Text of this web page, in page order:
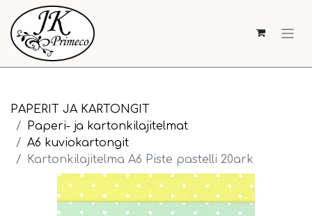
PAPERIT JA KARTONGIT
Paperi- ja kartonkilajitelmat
A6 kuviokartongit
Kartonkilajitelma A6 Piste pastelli 20ark